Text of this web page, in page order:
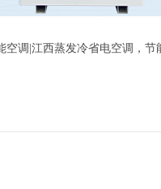
空调|江西蒸发冷省电空调，